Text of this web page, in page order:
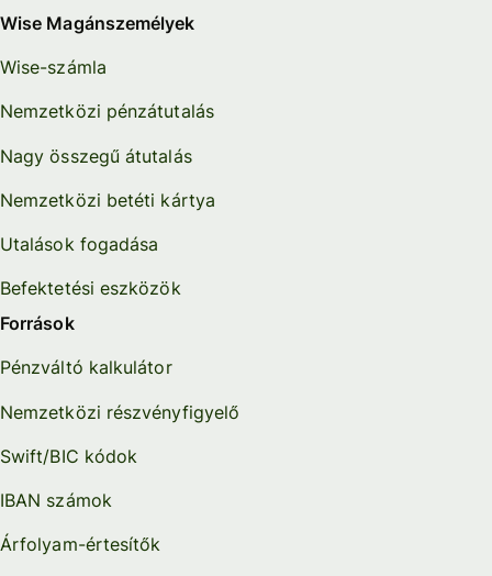
Wise Magánszemélyek
Wise-számla
Nemzetközi pénzátutalás
Nagy összegű átutalás
Nemzetközi betéti kártya
Utalások fogadása
Befektetési eszközök
Források
Pénzváltó kalkulátor
Nemzetközi részvényfigyelő
Swift/BIC kódok
IBAN számok
Árfolyam-értesítők